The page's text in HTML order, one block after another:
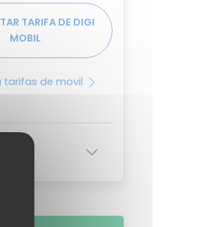
TARIFA DE DIGI
MOBIL
tarifas de movil